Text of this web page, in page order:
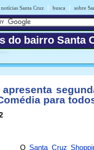
notícias Santa Cruz | busca | sobre
do bairro Santa
para
O Santa Cruz